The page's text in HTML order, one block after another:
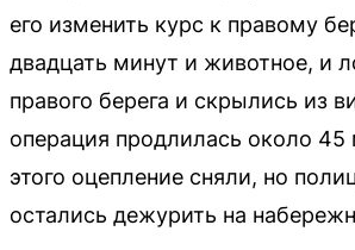
его изменить курс к правому
двадцать минут и животное, и
правого берега и скрылись из
операция продлилась около 45
этого оцепление сняли, но
остались дежурить на